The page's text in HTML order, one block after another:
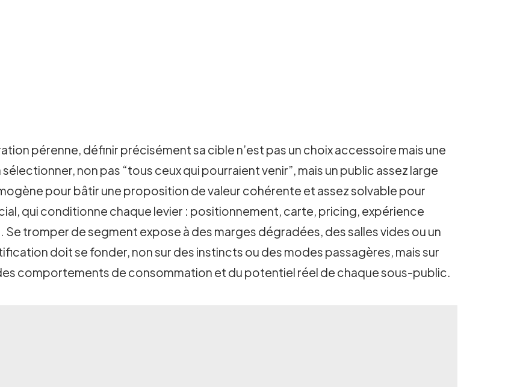
pérenne, définir précisément sa cible n’est pas un choix accessoire mais une
non pas “tous ceux qui pourraient venir”, mais un public assez large
pour bâtir une proposition de valeur cohérente et assez solvable pour
qui conditionne chaque levier : positionnement, carte, pricing, expérience
tromper de segment expose à des marges dégradées, des salles vides ou un
doit se fonder, non sur des instincts ou des modes passagères, mais sur
comportements de consommation et du potentiel réel de chaque sous-public.